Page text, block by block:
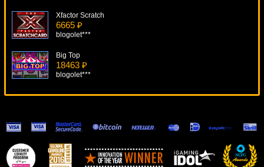
Xfactor Scratch
6665 ₽
blogolet***
Big Top
18463 ₽
blogolet***
2 Million B.C.
9326 ₽
sgvwood***